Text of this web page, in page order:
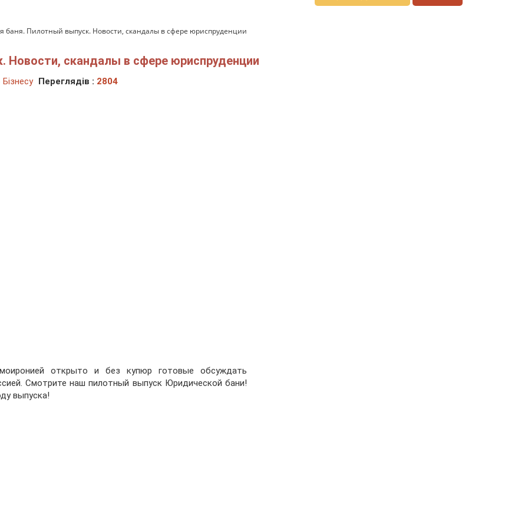
баня. Пилотный выпуск. Новости, скандалы в сфере юриспруденции
скандалы в сфере юриспруденции
Переглядів : 2804
открыто и без купюр готовые обсуждать
Смотрите наш пилотный выпуск Юридической бани!
выпуска!